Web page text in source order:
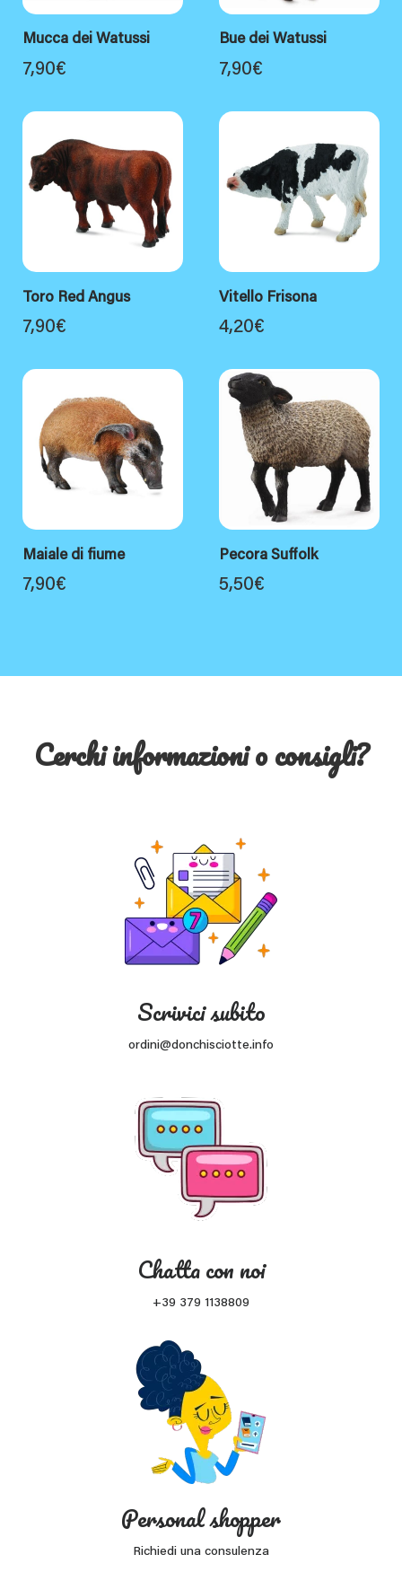
Mucca dei Watussi
7,90€
Bue dei Watussi
7,90€
Toro Red Angus
7,90€
Vitello Frisona
4,20€
Maiale di fiume
7,90€
Pecora Suffolk
5,50€
Cerchi informazioni o consigli?
Scrivici subito
ordini@donchisciotte.info
Chatta con noi
+39 379 1138809
Personal shopper
Richiedi una consulenza